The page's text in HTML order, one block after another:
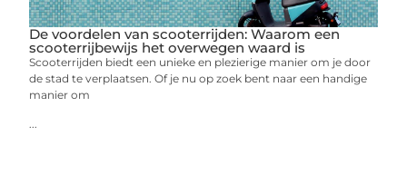
De voordelen van scooterrijden: Waarom een
scooterrijbewijs het overwegen waard is
Scooterrijden biedt een unieke en plezierige manier om je door
de stad te verplaatsen. Of je nu op zoek bent naar een handige
manier om